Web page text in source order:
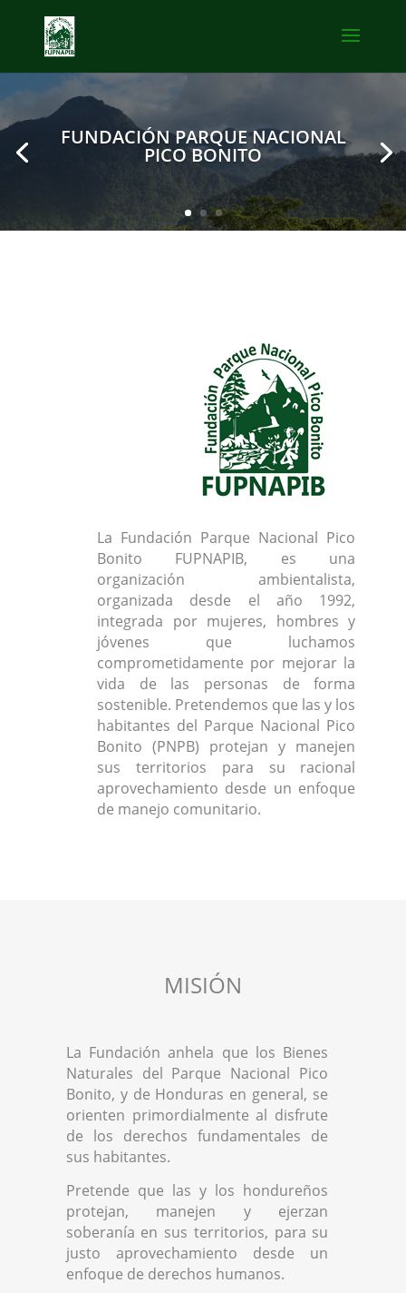
FUNDACIÓN PARQUE NACIONAL
PICO BONITO
La Fundación Parque Nacional Pico
Bonito FUPNAPIB, es una
organización ambientalista,
organizada desde el año 1992,
integrada por mujeres, hombres y
jóvenes que luchamos
comprometidamente por mejorar la
vida de las personas de forma
sostenible. Pretendemos que las y los
habitantes del Parque Nacional Pico
Bonito (PNPB) protejan y manejen
sus territorios para su racional
aprovechamiento desde un enfoque
de manejo comunitario.
MISIÓN
La Fundación anhela que los Bienes
Naturales del Parque Nacional Pico
Bonito, y de Honduras en general, se
orienten primordialmente al disfrute
de los derechos fundamentales de
sus habitantes.
Pretende que las y los hondureños
protejan, manejen y ejerzan
soberanía en sus territorios, para su
justo aprovechamiento desde un
enfoque de derechos humanos.